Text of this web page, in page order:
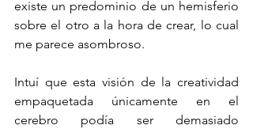
existe un predominio de un hemisferio
sobre el otro a la hora de crear, lo cual
me parece asombroso.
Intuí que esta visión de la creatividad
empaquetada únicamente en el
cerebro podía ser demasiado